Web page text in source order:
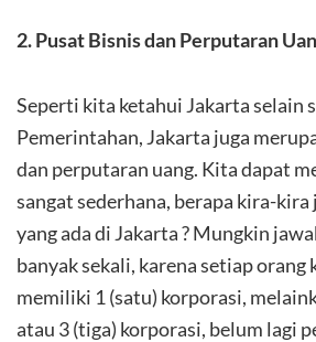
2. Pusat Bisnis dan Perputaran
Seperti kita ketahui Jakarta selain
Pemerintahan, Jakarta juga
dan perputaran uang. Kita dapat
sangat sederhana, berapa kira-
yang ada di Jakarta ? Mungkin
banyak sekali, karena setiap orang
memiliki 1 (satu) korporasi,
atau 3 (tiga) korporasi, belum lagi